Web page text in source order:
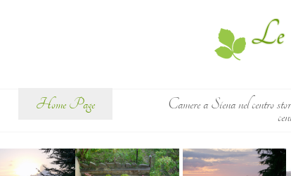
Le
Home Page Camere a Siena nel centro